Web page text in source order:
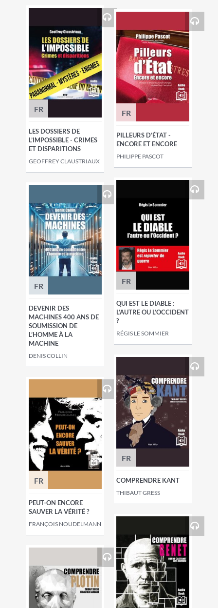
FR
LES DOSSIERS DE
L’IMPOSSIBLE - CRIMES
ET DISPARITIONS
GEOFFREY CLAUSTRIAUX
FR
PILLEURS D’ÉTAT -
ENCORE ET ENCORE
PHILIPPE PASCOT
FR
DEVENIR DES
MACHINES 400 ANS DE
SOUMISSION DE
L’HOMME À LA
MACHINE
DENIS COLLIN
FR
QUI EST LE DIABLE :
L’AUTRE OU L’OCCIDENT
?
RÉGIS LE SOMMIER
FR
PEUT-ON ENCORE
SAUVER LA VÉRITÉ ?
FRANÇOIS NOUDELMANN
FR
COMPRENDRE KANT
THIBAUT GRESS